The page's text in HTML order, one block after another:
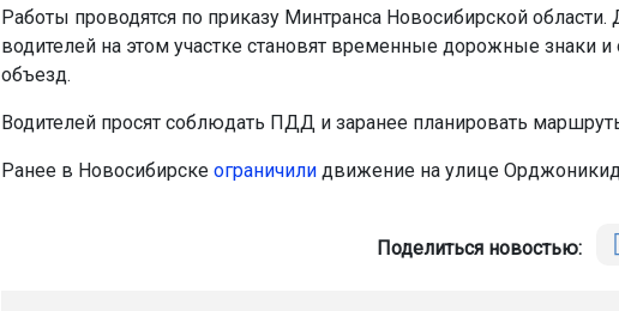
Работы проводятся по приказу Минтранса Новосибирской области.
водителей на этом участке становят временные дорожные знаки и
объезд.
Водителей просят соблюдать ПДД и заранее планировать
Ранее в Новосибирске ограничилидвижение на улице
Поделиться новостью: